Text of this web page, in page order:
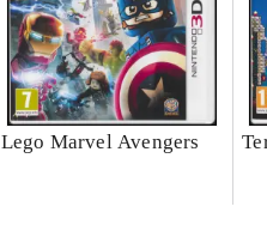
Lego Marvel Avengers